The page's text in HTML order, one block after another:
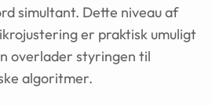
simultant. Dette niveau af
er praktisk umuligt
overlader styringen til
algoritmer.